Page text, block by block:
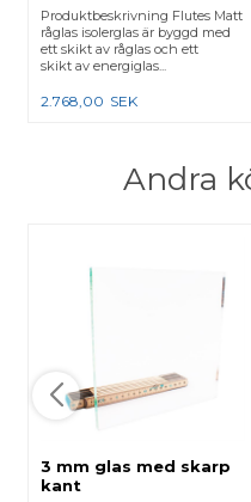
Produktbeskrivning Flutes Matt
råglas isolerglas är byggd med
ett skikt av råglas och ett
skikt av energiglas...
2.768,00 SEK
Andra
3 mm glas med skarp
kant